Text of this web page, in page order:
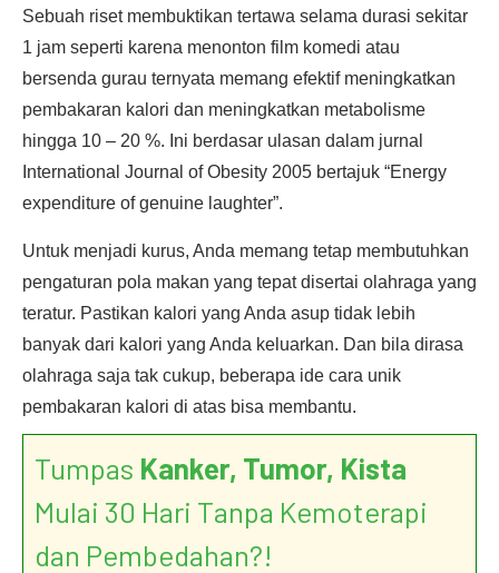
Sebuah riset membuktikan tertawa selama durasi sekitar
1 jam seperti karena menonton film komedi atau
bersenda gurau ternyata memang efektif meningkatkan
pembakaran kalori dan meningkatkan metabolisme
hingga 10 – 20 %. Ini berdasar ulasan dalam jurnal
International Journal of Obesity 2005 bertajuk “Energy
expenditure of genuine laughter”.
Untuk menjadi kurus, Anda memang tetap membutuhkan
pengaturan pola makan yang tepat disertai olahraga yang
teratur. Pastikan kalori yang Anda asup tidak lebih
banyak dari kalori yang Anda keluarkan. Dan bila dirasa
olahraga saja tak cukup, beberapa ide cara unik
pembakaran kalori di atas bisa membantu.
Tumpas Kanker, Tumor, Kista
Mulai 30 Hari Tanpa Kemoterapi
dan Pembedahan?!